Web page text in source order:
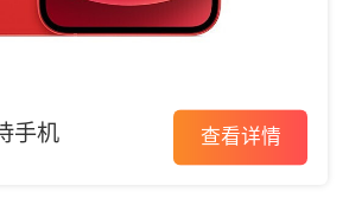
手机 查看详情